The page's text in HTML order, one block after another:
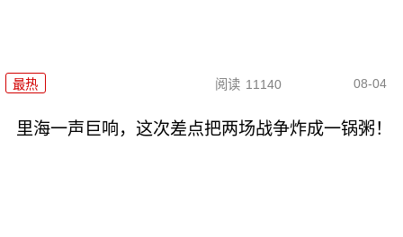
最热 阅读 11140 08-04
里海一声巨响，这次差点把两场战争炸成一锅粥！